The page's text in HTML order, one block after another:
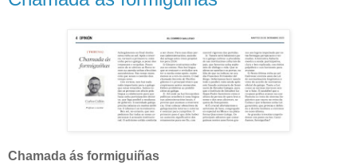
Chamada ás formiguiñas